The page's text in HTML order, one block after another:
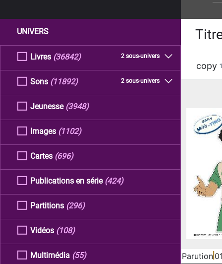
UNIVERS
Livres 2 sous-univers
(36842)
Sons 2 sous-univers
(11892)
Jeunesse (3948)
Images (1102)
Cartes (696)
Publications en série (424)
Partitions (296)
Vidéos (108)
Multimédia (55)
copy
Parution